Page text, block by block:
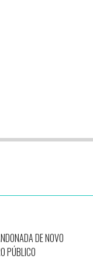
DE NOVO
PÚBLICO